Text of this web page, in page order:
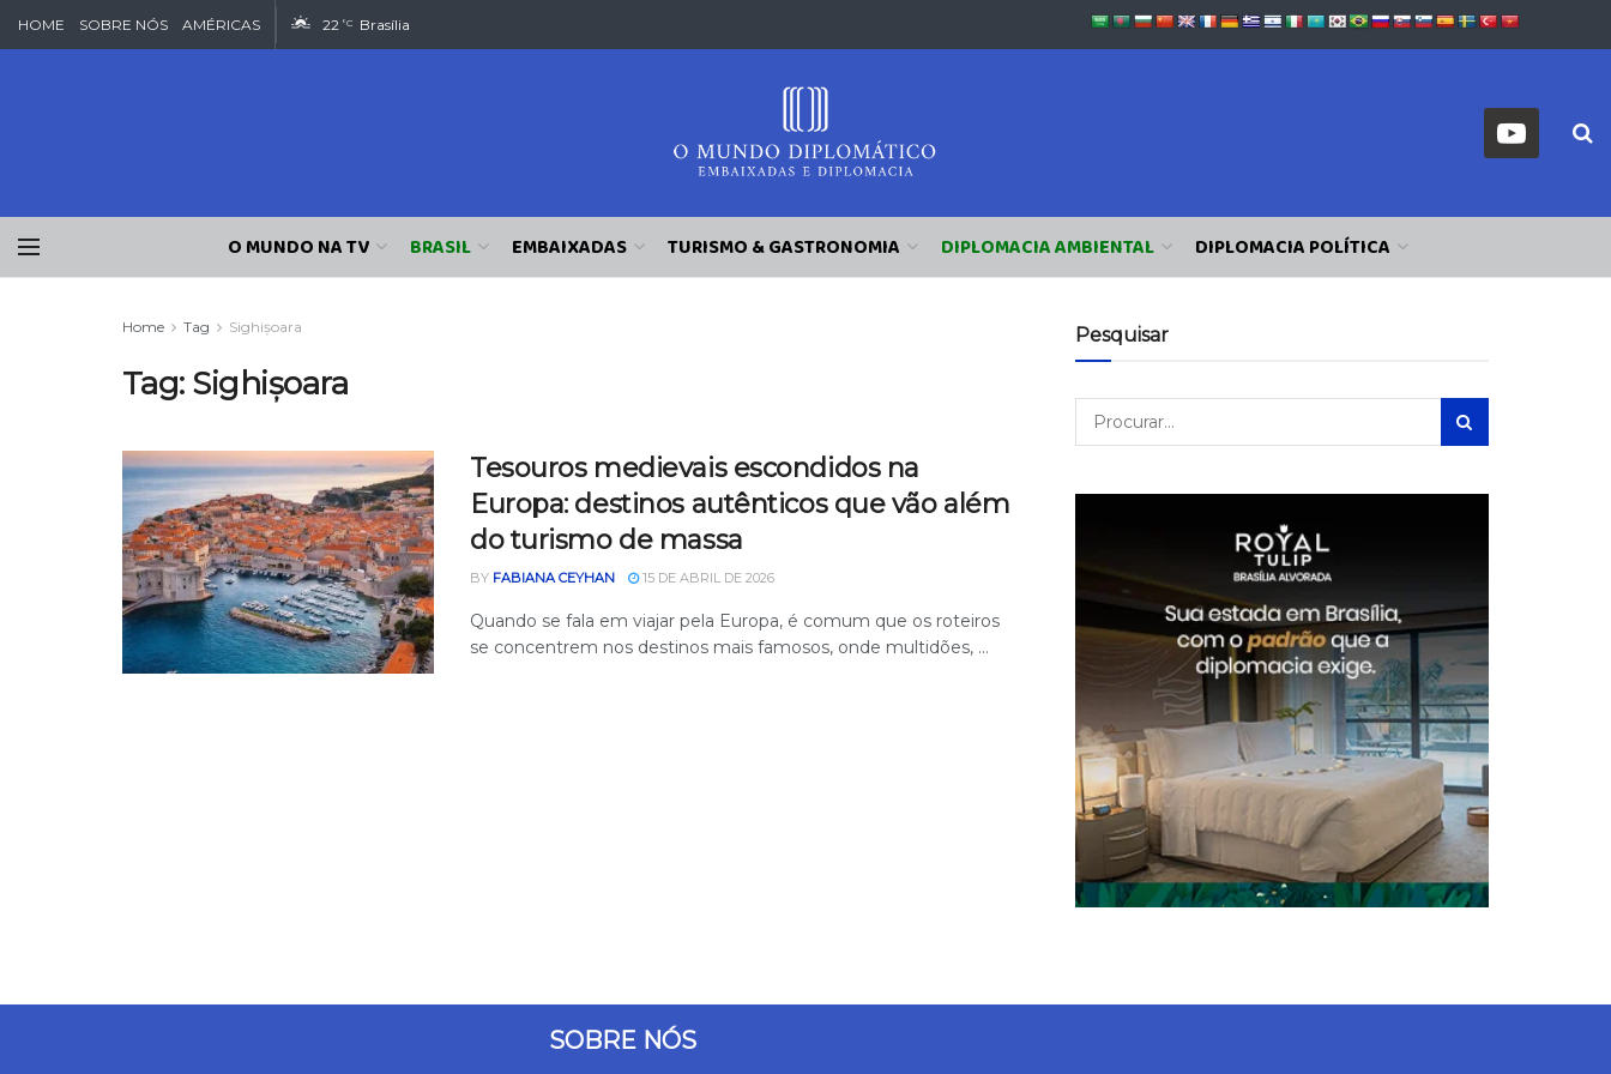
HOME SOBRE NÓS AMÉRICAS 22 °C Brasília
O MUNDO NA TV BRASIL EMBAIXADAS TURISMO & GASTRONOMIA DIPLOMACIA AMBIENTAL DIPLOMACIA POLÍTICA
Home Tag Sighișoara
Tag: Sighișoara
Tesouros medievais escondidos na
Europa: destinos autênticos que vão além
do turismo de massa
BY FABIANA CEYHAN 15 DE ABRIL DE 2026
Quando se fala em viajar pela Europa, é comum que os roteiros
se concentrem nos destinos mais famosos, onde multidões, ...
Pesquisar
SOBRE NÓS